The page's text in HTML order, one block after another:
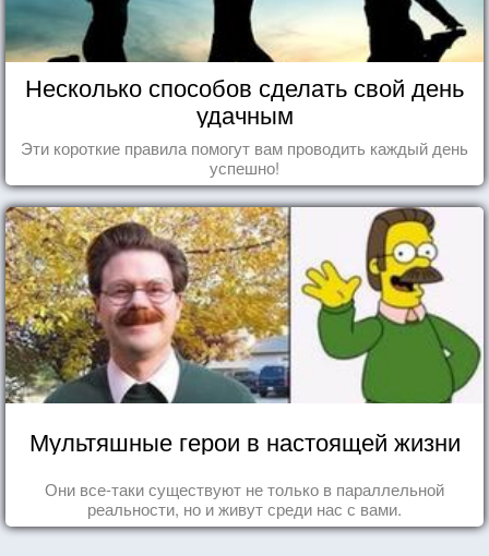
Несколько способов сделать свой день
удачным
Эти короткие правила помогут вам проводить каждый день
успешно!
Мультяшные герои в настоящей жизни
Они все-таки существуют не только в параллельной
реальности, но и живут среди нас с вами.